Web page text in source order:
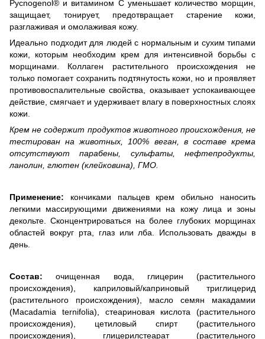
Pycnogenol® и витамином С уменьшает количество морщин,
защищает, тонирует, предотвращает старение кожи,
разглаживая и омолаживая кожу.
Идеально подходит для людей с нормальным и сухим типами
кожи, которым необходим крем для интенсивной борьбы с
морщинами. Коллаген растительного происхождения не
только помогает сохранить подтянутость кожи, но и проявляет
противовоспалительные свойства, оказывает успокаивающее
действие, смягчает и удерживает влагу в поверхностных слоях
кожи.
Крем не содержит продуктов животного происхождения, не
тестирован на животных, 100% веган, в составе крема
отсутствуют парабены, сульфаты, нефтепродукты,
ланолин, глютен (клейковина), ГМО.
Применение: кончиками пальцев крем обильно наносить
легкими массирующими движениями на кожу лица и зоны
декольте. Сконцентрироваться на более глубоких морщинах
областей вокруг рта, глаз или лба. Использовать дважды в
день.
Состав: очищенная вода, глицерин (растительного
происхождения), каприловый/каприновый триглицерид
(растительного происхождения), масло семян макадамии
(Macadamia ternifolia), стеариновая кислота (растительного
происхождения), цетиловый спирт (растительного
происхождения), глицерилстеарат (растительного